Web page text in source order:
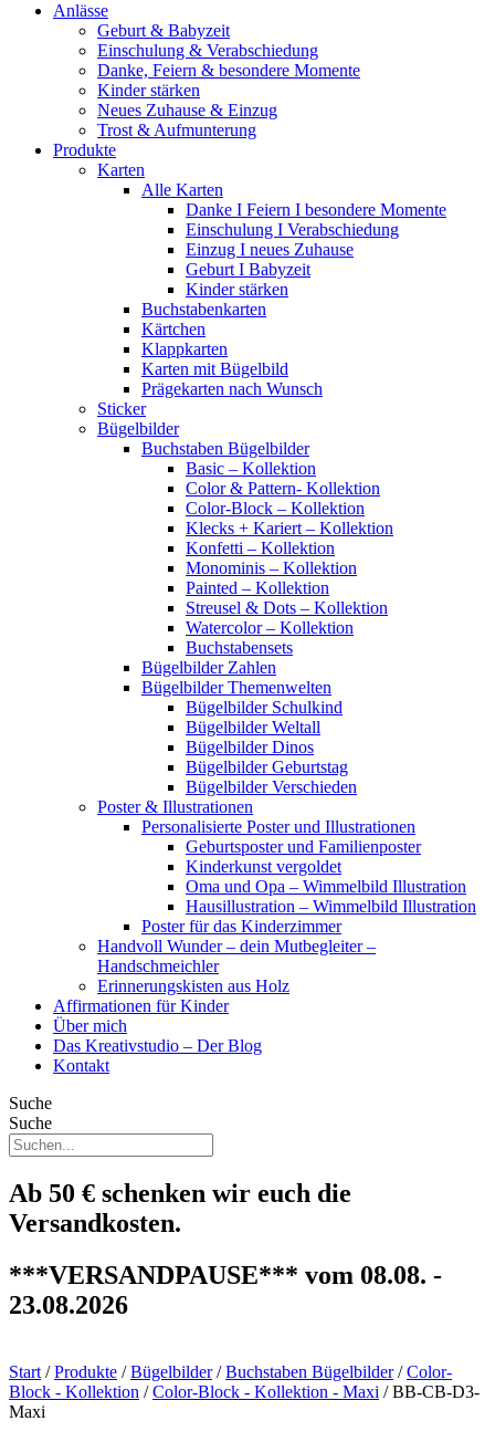
Anlässe
Geburt & Babyzeit
Einschulung & Verabschiedung
Danke, Feiern & besondere Momente
Kinder stärken
Neues Zuhause & Einzug
Trost & Aufmunterung
Produkte
Karten
Alle Karten
Danke I Feiern I besondere Momente
Einschulung I Verabschiedung
Einzug I neues Zuhause
Geburt I Babyzeit
Kinder stärken
Buchstabenkarten
Kärtchen
Klappkarten
Karten mit Bügelbild
Prägekarten nach Wunsch
Sticker
Bügelbilder
Buchstaben Bügelbilder
Basic – Kollektion
Color & Pattern- Kollektion
Color-Block – Kollektion
Klecks + Kariert – Kollektion
Konfetti – Kollektion
Monominis – Kollektion
Painted – Kollektion
Streusel & Dots – Kollektion
Watercolor – Kollektion
Buchstabensets
Bügelbilder Zahlen
Bügelbilder Themenwelten
Bügelbilder Schulkind
Bügelbilder Weltall
Bügelbilder Dinos
Bügelbilder Geburtstag
Bügelbilder Verschieden
Poster & Illustrationen
Personalisierte Poster und Illustrationen
Geburtsposter und Familienposter
Kinderkunst vergoldet
Oma und Opa – Wimmelbild Illustration
Hausillustration – Wimmelbild Illustration
Poster für das Kinderzimmer
Handvoll Wunder – dein Mutbegleiter –
Handschmeichler
Erinnerungskisten aus Holz
Affirmationen für Kinder
Über mich
Das Kreativstudio – Der Blog
Kontakt
Suche
Suche
Ab 50 € schenken wir euch die
Versandkosten.
***VERSANDPAUSE*** vom 08.08. -
23.08.2026
Start /Produkte /Bügelbilder/Buchstaben Bügelbilder/Color-
Block - Kollektion /Color-Block - Kollektion - Maxi / BB-CB-D3-
Maxi